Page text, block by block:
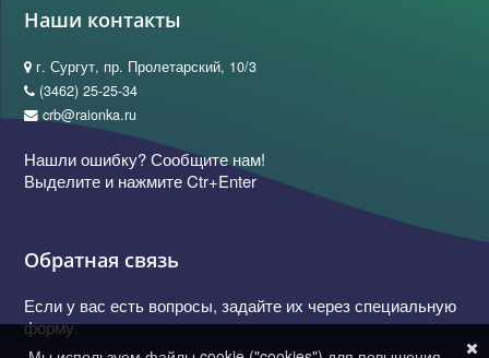
Наши контакты
г. Сургут, пр. Пролетарский, 10/3
(3462) 25-25-34
crb@raionka.ru
Нашли ошибку? Сообщите нам!
Выделите и нажмите Ctr+Enter
Обратная связь
Если у вас есть вопросы, задайте их через специальную
форму